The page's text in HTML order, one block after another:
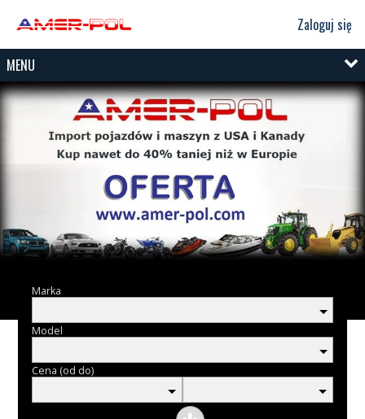
Zaloguj się
MENU
Marka
Model
Cena (od do)